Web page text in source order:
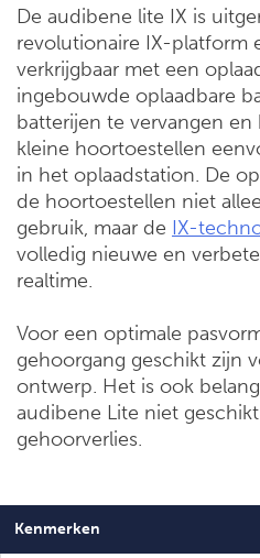
De audibene lite IX is
revolutionaire IX-platform
verkrijgbaar met een
ingebouwde oplaadbare
batterijen te vervangen
kleine hoortoestellen
in het oplaadstation. De
de hoortoestellen niet
gebruik, maar de IX-
volledig nieuwe en
realtime.
Voor een optimale
gehoorgang geschikt zijn
ontwerp. Het is ook
audibene Lite niet
gehoorverlies.
Kenmerken